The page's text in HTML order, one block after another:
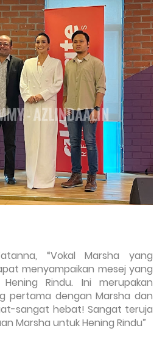
“Vokal Marsha yang
menyampaikan mesej yang
Rindu. Ini merupakan
pertama dengan Marsha dan
sangat hebat! Sangat teruja
Marsha untuk Hening Rindu”